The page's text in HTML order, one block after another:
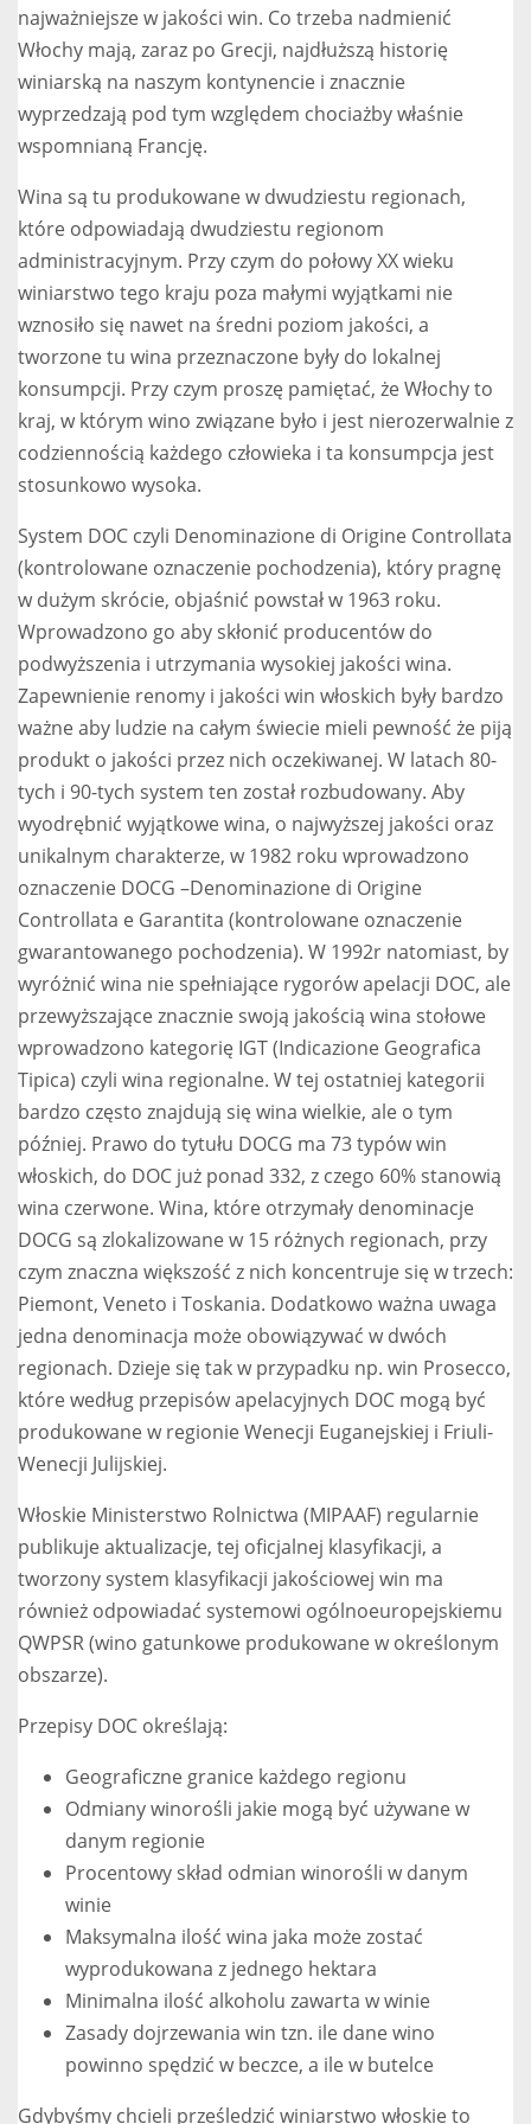
najważniejsze w jakości win. Co trzeba nadmienić
Włochy mają, zaraz po Grecji, najdłuższą historię
winiarską na naszym kontynencie i znacznie
wyprzedzają pod tym względem chociażby właśnie
wspomnianą Francję.
Wina są tu produkowane w dwudziestu regionach,
które odpowiadają dwudziestu regionom
administracyjnym. Przy czym do połowy XX wieku
winiarstwo tego kraju poza małymi wyjątkami nie
wznosiło się nawet na średni poziom jakości, a
tworzone tu wina przeznaczone były do lokalnej
konsumpcji. Przy czym proszę pamiętać, że Włochy to
kraj, w którym wino związane było i jest nierozerwalnie z
codziennością każdego człowieka i ta konsumpcja jest
stosunkowo wysoka.
System DOC czyli Denominazione di Origine Controllata
(kontrolowane oznaczenie pochodzenia), który pragnę
w dużym skrócie, objaśnić powstał w 1963 roku.
Wprowadzono go aby skłonić producentów do
podwyższenia i utrzymania wysokiej jakości wina.
Zapewnienie renomy i jakości win włoskich były bardzo
ważne aby ludzie na całym świecie mieli pewność że piją
produkt o jakości przez nich oczekiwanej. W latach 80-
tych i 90-tych system ten został rozbudowany. Aby
wyodrębnić wyjątkowe wina, o najwyższej jakości oraz
unikalnym charakterze, w 1982 roku wprowadzono
oznaczenie DOCG –Denominazione di Origine
Controllata e Garantita (kontrolowane oznaczenie
gwarantowanego pochodzenia). W 1992r natomiast, by
wyróżnić wina nie spełniające rygorów apelacji DOC, ale
przewyższające znacznie swoją jakością wina stołowe
wprowadzono kategorię IGT (Indicazione Geografica
Tipica) czyli wina regionalne. W tej ostatniej kategorii
bardzo często znajdują się wina wielkie, ale o tym
później. Prawo do tytułu DOCG ma 73 typów win
włoskich, do DOC już ponad 332, z czego 60% stanowią
wina czerwone. Wina, które otrzymały denominacje
DOCG są zlokalizowane w 15 różnych regionach, przy
czym znaczna większość z nich koncentruje się w trzech:
Piemont, Veneto i Toskania. Dodatkowo ważna uwaga
jedna denominacja może obowiązywać w dwóch
regionach. Dzieje się tak w przypadku np. win Prosecco,
które według przepisów apelacyjnych DOC mogą być
produkowane w regionie Wenecji Euganejskiej i Friuli-
Wenecji Julijskiej.
Włoskie Ministerstwo Rolnictwa (MIPAAF) regularnie
publikuje aktualizacje, tej oficjalnej klasyfikacji, a
tworzony system klasyfikacji jakościowej win ma
również odpowiadać systemowi ogólnoeuropejskiemu
QWPSR (wino gatunkowe produkowane w określonym
obszarze).
Przepisy DOC określają:
Geograficzne granice każdego regionu
Odmiany winorośli jakie mogą być używane w
danym regionie
Procentowy skład odmian winorośli w danym
winie
Maksymalna ilość wina jaka może zostać
wyprodukowana z jednego hektara
Minimalna ilość alkoholu zawarta w winie
Zasady dojrzewania win tzn. ile dane wino
powinno spędzić w beczce, a ile w butelce
Gdybyśmy chcieli prześledzić winiarstwo włoskie to